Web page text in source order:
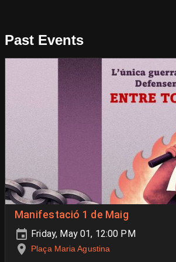
Past Events
Manifestació 1 de Maig
Friday, May 01, 12:00 PM
Plaça Maria Agustina